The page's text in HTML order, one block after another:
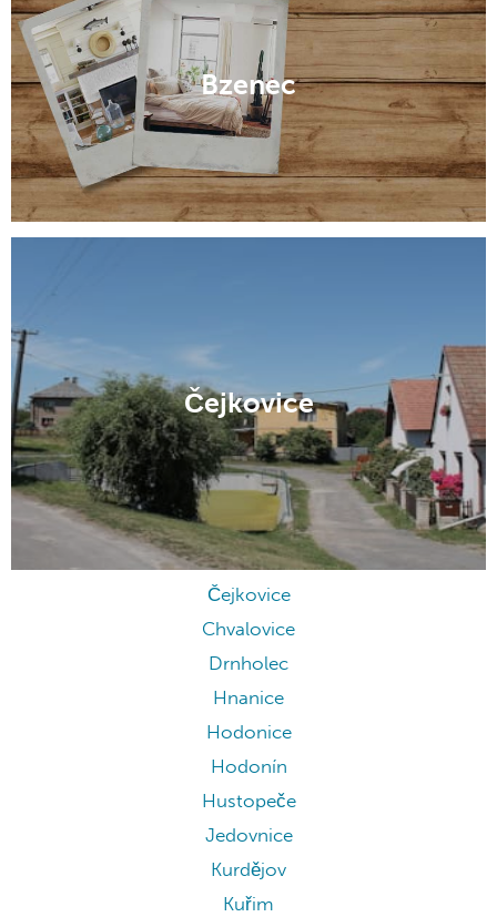
Bzenec
Čejkovice
Čejkovice
Chvalovice
Drnholec
Hnanice
Hodonice
Hodonín
Hustopeče
Jedovnice
Kurdějov
Kuřim